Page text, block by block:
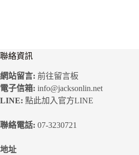
聯絡資訊
網站留言: 前往留言板
電子信箱: info@jacksonlin.net
LINE: 點此加入官方LINE
聯絡電話: 07-3230721
地址